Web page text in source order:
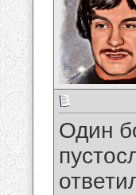
Один